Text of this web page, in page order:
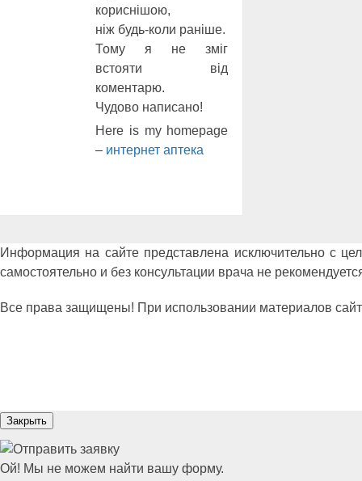
кориснішою,
ніж будь-коли раніше.
Тому я не зміг
встояти від
коментарю.
Чудово написано!
Here is my homepage
– интернет аптека
Информация на сайте представлена исключительно с
самостоятельно и без консультации врача не
Все права защищены! При использовании материалов
Закрыть
Ой! Мы не можем найти вашу форму.